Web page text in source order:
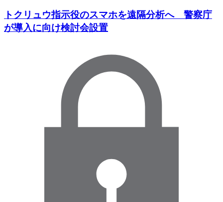
トクリュウ指示役のスマホを遠隔分析へ 警察庁
が導入に向け検討会設置